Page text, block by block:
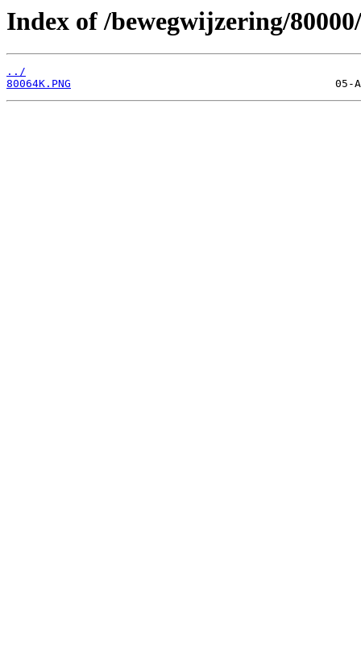
Index of /bewegwijzering/
../
80064K.PNG